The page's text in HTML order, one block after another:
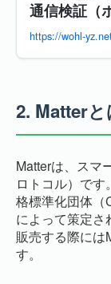
通信検証（
https://wohl-
2. Matterと
Matterは、スマ
ロトコル）で
格標準化団体（
によって策定さ
販売する際には
す。